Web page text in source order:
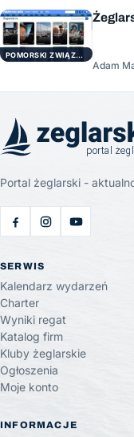
POMORSKI ZWIĄZEK ŻEGLARSKI
Adam
Portal żeglarski -
SERWIS
Kalendarz wydarzeń
Charter
Wyniki regat
Katalog firm
Kluby żeglarskie
Ogłoszenia
Moje konto
INFORMACJE